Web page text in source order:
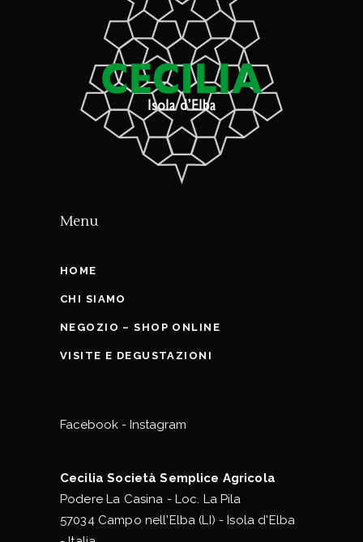
Menu
HOME
CHI SIAMO
NEGOZIO – SHOP ONLINE
VISITE E DEGUSTAZIONI
Facebook - Instagram
Cecilia Società Semplice Agricola
Podere La Casina - Loc. La Pila
57034 Campo nell'Elba (LI) - Isola d'Elba